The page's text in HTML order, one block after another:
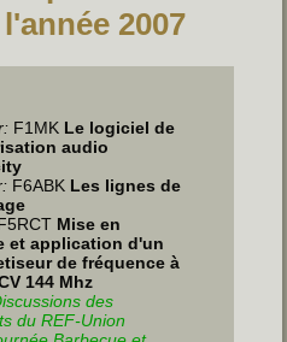
2007
: F1MK Le logiciel de
audio
F6ABK Les lignes de
Mise en
et application d'un
de fréquence à
144 Mhz
des
du REF-Union